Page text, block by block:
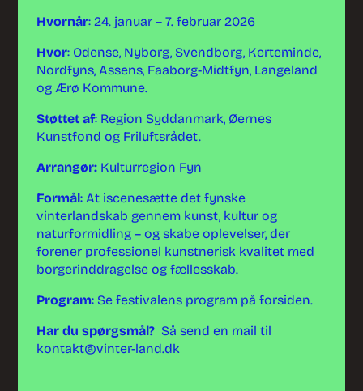
Hvornår: 24. januar – 7. februar 2026
Hvor: Odense, Nyborg, Svendborg, Kerteminde,
Nordfyns, Assens, Faaborg-Midtfyn, Langeland
og Ærø Kommune.
Støttet af: Region Syddanmark, Øernes
Kunstfond og Friluftsrådet.
Arrangør:Kulturregion Fyn
Formål: At iscenesætte det fynske
vinterlandskab gennem kunst, kultur og
naturformidling – og skabe oplevelser, der
forener professionel kunstnerisk kvalitet med
borgerinddragelse og fællesskab.
Program: Se festivalens program på forsiden.
Har du spørgsmål? Så send en mail til
kontakt@vinter-land.dk